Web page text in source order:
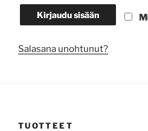
Kirjaudu sisään
Salasana unohtunut?
TUOTTEET